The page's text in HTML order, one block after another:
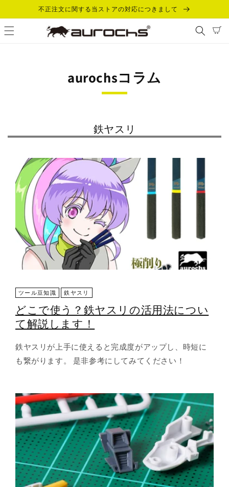
ンツに
進む
不正注文に関する当ストアの対応につきまして
カ
ー
aurochsコラム
鉄ヤスリ
ツール豆知識 鉄ヤスリ
どこで使う？鉄ヤスリの活用法につい
て解説します！
鉄ヤスリが上手に使えると完成度がアップし、時短に
も繋がります。 是非参考にしてみてください！